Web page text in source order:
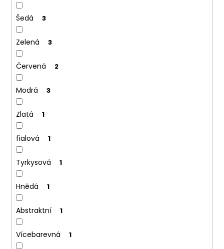
Šedá 3
Zelená 3
Červená 2
Modrá 3
Zlatá 1
fialová 1
Tyrkysová 1
Hnědá 1
Abstraktní 1
Vícebarevná 1